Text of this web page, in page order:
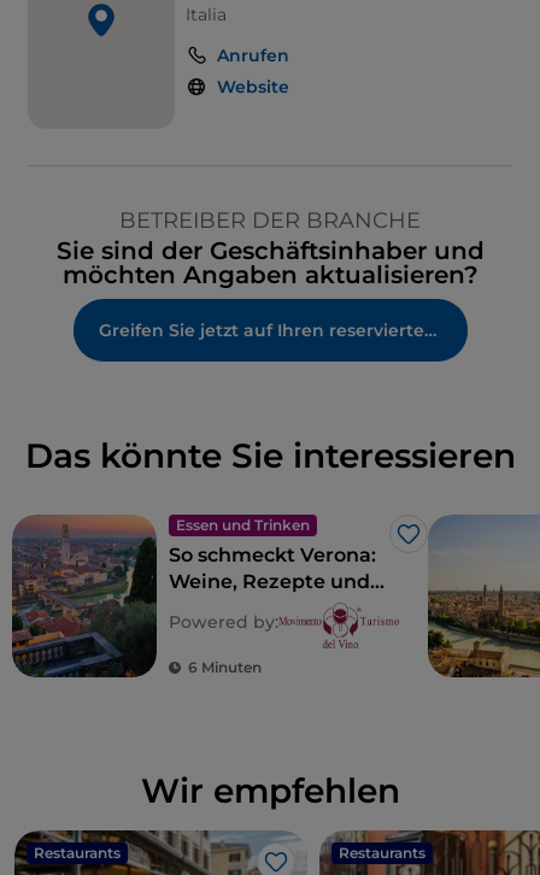
Italia
Anrufen
Website
BETREIBER DER BRANCHE
Sie sind der Geschäftsinhaber und
möchten Angaben aktualisieren?
Greifen Sie jetzt auf Ihren reservierten Bereich zu
Das könnte Sie interessieren
Essen und Trinken
Like
So schmeckt Verona:
Weine, Rezepte und
geschmackvolle Orte
in Verona
Powered by:
6 Minuten
Wir empfehlen
Restaurants Restaurants